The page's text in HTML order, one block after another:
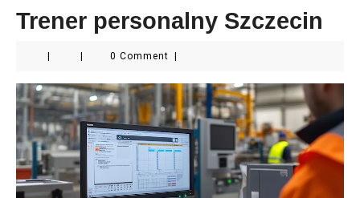
Trener personalny Szczecin
0 Comment